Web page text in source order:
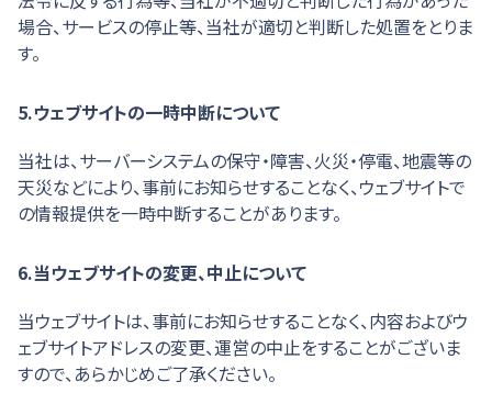
場合、サービスの停止等、当社が適切と判断した処置をとりま
す。
5.ウェブサイトの一時中断について
当社は、サーバーシステムの保守・障害、火災・停電、地震等の
天災などにより、事前にお知らせすることなく、ウェブサイトで
の情報提供を一時中断することがあります。
6.当ウェブサイトの変更、中止について
当ウェブサイトは、事前にお知らせすることなく、内容およびウ
ェブサイトアドレスの変更、運営の中止をすることがございま
すので、あらかじめご了承ください。